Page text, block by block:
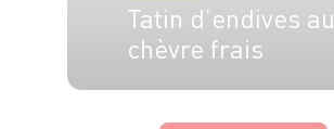
Tatin d’endives au
chèvre frais